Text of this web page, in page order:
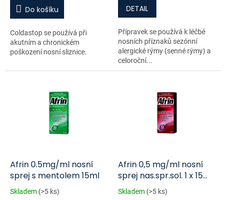
Do košíku
Coldastop se používá při
akutním a chronickém
poškození nosní sliznice.
DETAIL
Přípravek se používá k léčbě
nosních příznaků sezónní
alergické rýmy (senné rýmy) a
celoroční...
Afrin 0.5mg/ml nosní
sprej s mentolem 15ml
Skladem (>5 ks)
Afrin 0,5 mg/ml nosní
sprej nas.spr.sol. 1 x 15
ml/7,5 mg
Skladem (>5 ks)